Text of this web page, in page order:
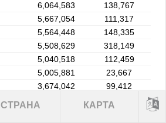
6,064,583
138,767
5,667,054
111,317
5,564,448
148,335
5,508,629
318,149
5,040,518
112,459
5,005,881
23,667
3,674,042
99,412
3,661,997
56,451
СТРАНА КАРТА